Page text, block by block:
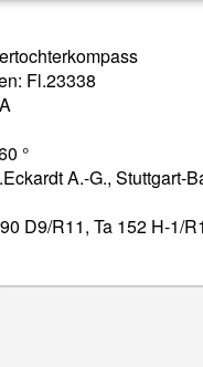
Fl.23338
°
A.-G., Stuttgart-
D9/R11, Ta 152 H-1/